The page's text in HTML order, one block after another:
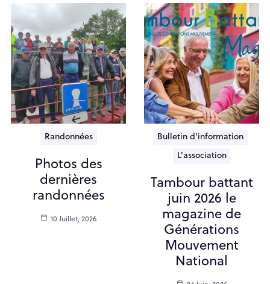
Randonnées
Photos des
dernières
randonnées
10 Juillet, 2026
Bulletin d'information
L'association
Tambour battant
juin 2026 le
magazine de
Générations
Mouvement
National